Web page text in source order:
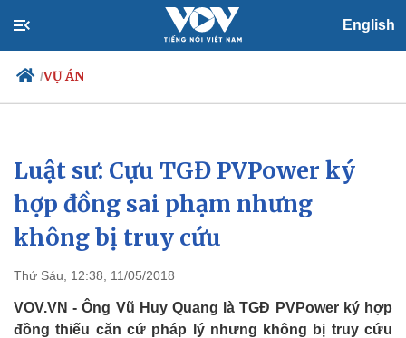
English
/VỤ ÁN
Chính trị
Đảng
Tổ chức nhân sự
Quốc hội
Nhận diện sự thật
Xã hội
Tin 24h
Dự báo thời tiết
Luật sư: Cựu TGĐ PVPower ký
hợp đồng sai phạm nhưng
không bị truy cứu
Thứ Sáu, 12:38, 11/05/2018
VOV.VN - Ông Vũ Huy Quang là TGĐ PVPower ký hợp
đồng thiếu căn cứ pháp lý nhưng không bị truy cứu